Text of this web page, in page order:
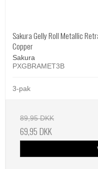
Sakura Gelly Roll Metallic
Copper
Sakura
PXGBRAMET3B
3-pak
89,95 DKK
69,95 DKK